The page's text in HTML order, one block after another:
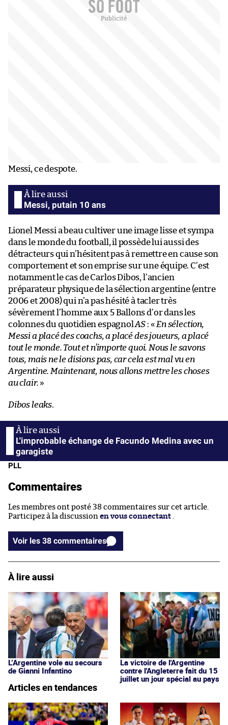
Messi, ce despote.
Messi, putain 10 ans
Lionel Messi a beau cultiver une image lisse et sympa
dans le monde du football, il possède lui aussi des
détracteurs qui n’hésitent pas à remettre en cause son
comportement et son emprise sur une équipe. C’est
notamment le cas de Carlos Dibos, l’ancien
préparateur physique de la sélection argentine (entre
2006 et 2008) qui n’a pas hésité à tacler très
sévèrement l’homme aux 5 Ballons d’or dans les
colonnes du quotidien espagnolAS : « En sélection,
Messi a placé des coachs, a placé des joueurs, a placé
tout le monde. Tout et n’importe quoi. Nous le savons
tous, mais ne le disions pas, car cela est mal vu en
Argentine. Maintenant, nous allons mettre les choses
au clair. »
Dibos leaks.
L'improbable échange de Facundo Medina avec un
garagiste
PLL
Commentaires
Les membres ont posté 38 commentaires sur cet article.
Participez à la discussion en vous connectant
Voir les 38 commentaires
À lire aussi
L’Argentine vole au secours
de Gianni Infantino
La victoire de l'Argentine
contre l'Angleterre fait du 15
juillet un jour spécial au pays
Articles en tendances